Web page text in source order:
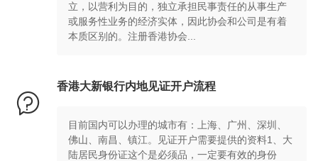
立，以营利为目的，独立承担民事责任的从事生产
或服务性业务的经济实体，因此协会和公司是有着
本质区别的。注册香港协会...

香港大新银行内地见证开户流程
目前国内可以办理的城市有：上海、广州、深圳、
佛山、南昌、镇江。见证开户需要提供的资料1、大
陆居民身份证这个是必须品，一定要有效的身份